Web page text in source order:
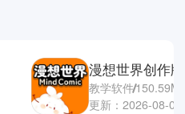
漫想世界创作版
教学软件150.59M
更新：2026-08-06